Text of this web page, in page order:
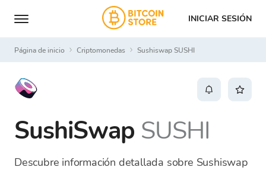
INICIAR SESIÓN
Página de inicio Criptomonedas Sushiswap SUSHI
SushiSwap SUSHI
Descubre información detallada sobre Sushiswap